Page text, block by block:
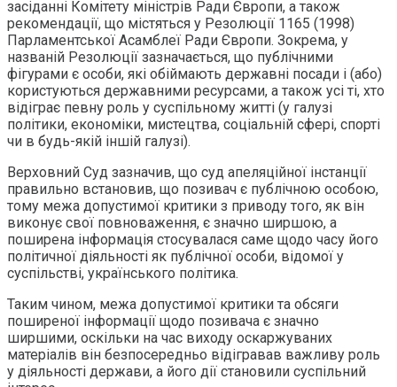
засіданні Комітету міністрів Ради Європи, а також
рекомендації, що містяться у Резолюції 1165 (1998)
Парламентської Асамблеї Ради Європи. Зокрема, у
названій Резолюції зазначається, що публічними
фігурами є особи, які обіймають державні посади і (або)
користуються державними ресурсами, а також усі ті, хто
відіграє певну роль у суспільному житті (у галузі
політики, економіки, мистецтва, соціальній сфері, спорті
чи в будь-якій іншій галузі).
Верховний Суд зазначив, що суд апеляційної інстанції
правильно встановив, що позивач є публічною особою,
тому межа допустимої критики з приводу того, як він
виконує свої повноваження, є значно ширшою, а
поширена інформація стосувалася саме щодо часу його
політичної діяльності як публічної особи, відомої у
суспільстві, українського політика.
Таким чином, межа допустимої критики та обсяги
поширеної інформації щодо позивача є значно
ширшими, оскільки на час виходу оскаржуваних
матеріалів він безпосередньо відігравав важливу роль
у діяльності держави, а його дії становили суспільний